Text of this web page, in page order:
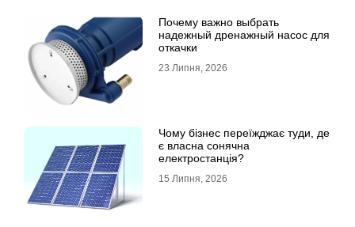
Почему важно выбрать
надежный дренажный насос для
откачки
23 Липня, 2026
Чому бізнес переїжджає туди, де
є власна сонячна
електростанція?
15 Липня, 2026